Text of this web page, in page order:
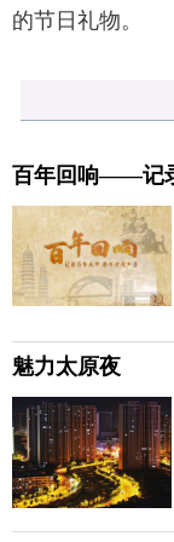
的节日礼物。
百年回响——记
魅力太原夜